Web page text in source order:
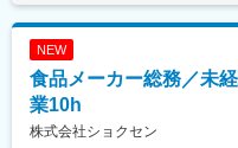
NEW
食品メーカー総務／未
業10h
株式会社ショクセン